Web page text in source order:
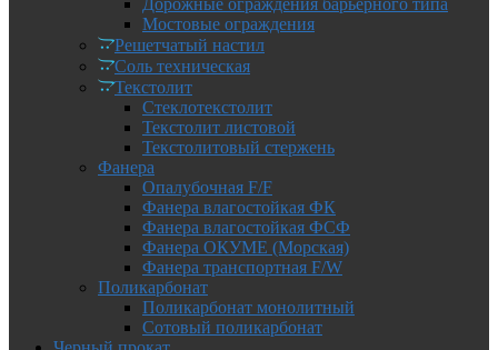
Дорожные ограждения барьерного типа
Мостовые ограждения
Решетчатый настил
Соль техническая
Текстолит
Стеклотекстолит
Текстолит листовой
Текстолитовый стержень
Фанера
Опалубочная F/F
Фанера влагостойкая ФК
Фанера влагостойкая ФСФ
Фанера ОКУМЕ (Морская)
Фанера транспортная F/W
Поликарбонат
Поликарбонат монолитный
Сотовый поликарбонат